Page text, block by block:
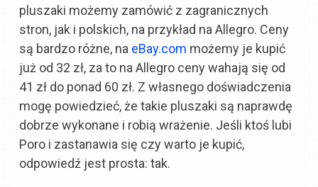
pluszaki możemy zamówić z zagranicznych
stron, jak i polskich, na przykład na Allegro. Ceny
są bardzo różne, na eBay.com możemy je kupić
już od 32 zł, za to na Allegro ceny wahają się od
41 zł do ponad 60 zł. Z własnego doświadczenia
mogę powiedzieć, że takie pluszaki są naprawdę
dobrze wykonane i robią wrażenie. Jeśli ktoś lubi
Poro i zastanawia się czy warto je kupić,
odpowiedź jest prosta: tak.